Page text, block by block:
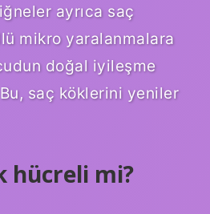
ayrıca saç
mikro yaralanmalara
doğal iyileşme
saç köklerini yeniler
hücreli mi?